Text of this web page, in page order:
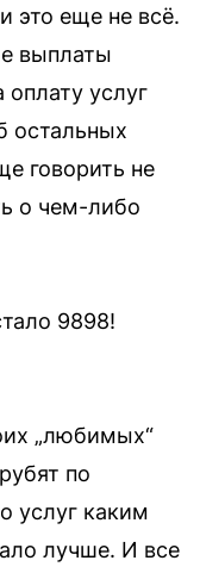
это еще не всё.
выплаты
услуг
остальных
говорить не
о чем-либо
9898!
„любимых“
по
услуг каким
лучше. И все